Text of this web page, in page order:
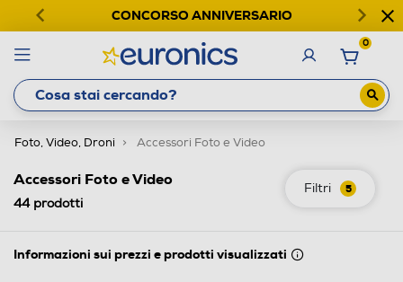
CONCORSO ANNIVERSARIO
0
Foto, Video, Droni Accessori Foto e Video
Filtri 5
Accessori Foto e Video
44prodotti
Informazioni sui prezzi e prodotti visualizzati